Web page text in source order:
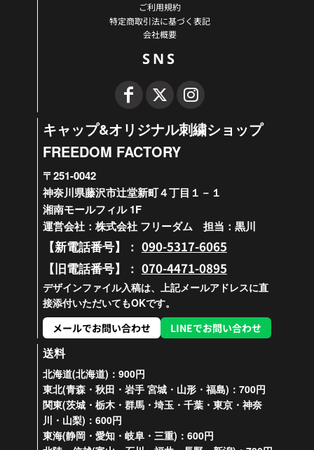
ご利用規約
特定商取引法に基づく表記
会社概要
SNS
キャップ&オリジナル刺繍ショップ
FREEDOM FACTORY
〒251-0042
神奈川県藤沢市辻堂新町４丁目１－１
湘南モールフィル 1F
運営会社：株式会社 フリーダム 担当：黒川
【新電話番号】： 090-5317-6065
【旧電話番号】： 070-4471-0895
デザインファイル入稿は、上記メールアドレスに直
接添付いただいてもOKです。
メールでお問い合わせ
LINEでお問い合わせ
送料
北海道(北海道)：900円
東北(青森・秋田・岩手 宮城・山形・福島)：700円
関東(茨城・栃木・群馬・埼玉・千葉・東京・神奈
川・山梨)：600円
東海(静岡・愛知・岐阜・三重)：600円